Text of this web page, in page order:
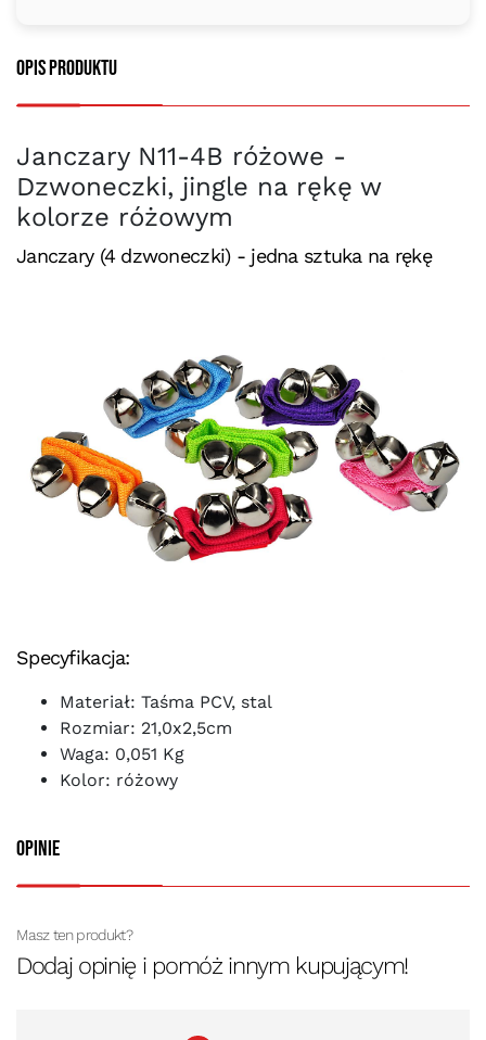
Opinie
Masz ten produkt?
Dodaj opinię i pomóż innym kupującym!
Opis produktu
Janczary N11-4B różowe -
Dzwoneczki, jingle na rękę w
kolorze różowym
Janczary (4 dzwoneczki) - jedna sztuka na rękę
Specyfikacja:
Materiał: Taśma PCV, stal
Rozmiar: 21,0x2,5cm
Waga: 0,051 Kg
Kolor: różowy